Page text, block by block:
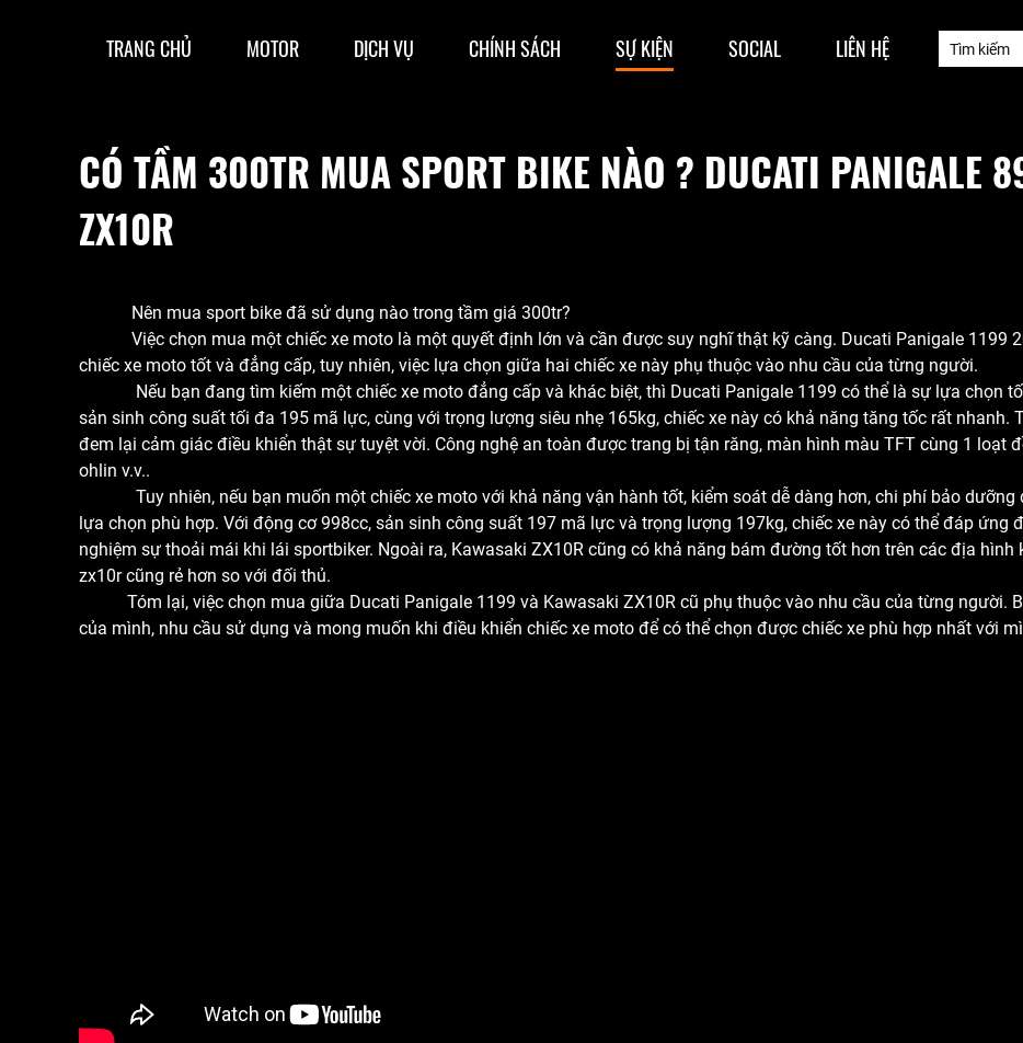
TRANG CHỦ MOTOR DỊCH VỤ CHÍNH SÁCH SỰ KIỆN SOCIAL LIÊN HỆ
CÓ TẦM 300TR MUA SPORT BIKE NÀO ? DUCATI PANIGALE
ZX10R
Nên mua sport bike đã sử dụng nào trong tầm giá 300tr?
Việc chọn mua một chiếc xe moto là một quyết định lớn và cần được suy nghĩ thật kỹ càng. Ducati Panigale 1199
chiếc xe moto tốt và đẳng cấp, tuy nhiên, việc lựa chọn giữa hai chiếc xe này phụ thuộc vào nhu cầu của từng người.
Nếu bạn đang tìm kiếm một chiếc xe moto đẳng cấp và khác biệt, thì Ducati Panigale 1199 có thể là sự lựa chọn
sản sinh công suất tối đa 195 mã lực, cùng với trọng lượng siêu nhẹ 165kg, chiếc xe này có khả năng tăng tốc rất nhanh.
đem lại cảm giác điều khiển thật sự tuyệt vời. Công nghệ an toàn được trang bị tận răng, màn hình màu TFT cùng 1 loạt
ohlin v.v..
Tuy nhiên, nếu bạn muốn một chiếc xe moto với khả năng vận hành tốt, kiểm soát dễ dàng hơn, chi phí bảo dưỡng
lựa chọn phù hợp. Với động cơ 998cc, sản sinh công suất 197 mã lực và trọng lượng 197kg, chiếc xe này có thể đáp
nghiệm sự thoải mái khi lái sportbiker. Ngoài ra, Kawasaki ZX10R cũng có khả năng bám đường tốt hơn trên các địa
zx10r cũng rẻ hơn so với đối thủ.
Tóm lại, việc chọn mua giữa Ducati Panigale 1199 và Kawasaki ZX10R cũ phụ thuộc vào nhu cầu của từng người.
của mình, nhu cầu sử dụng và mong muốn khi điều khiển chiếc xe moto để có thể chọn được chiếc xe phù hợp nhất với